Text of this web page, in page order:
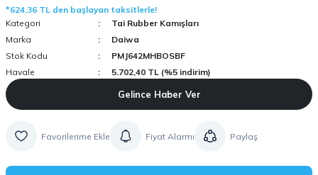
*624,36 TL den başlayan taksitlerle!
Kategori
Tai Rubber Kamışları
Marka
Daiwa
Stok Kodu
PMJ642MHBOSBF
Havale
5.702,40 TL (%5 indirim)
Gelince Haber Ver
Fiyat Alarmı Paylaş